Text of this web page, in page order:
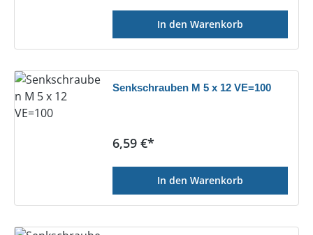
In den Warenkorb
Senkschrauben M 5 x 12 VE=100
Regulärer Preis:
6,59 €*
In den Warenkorb